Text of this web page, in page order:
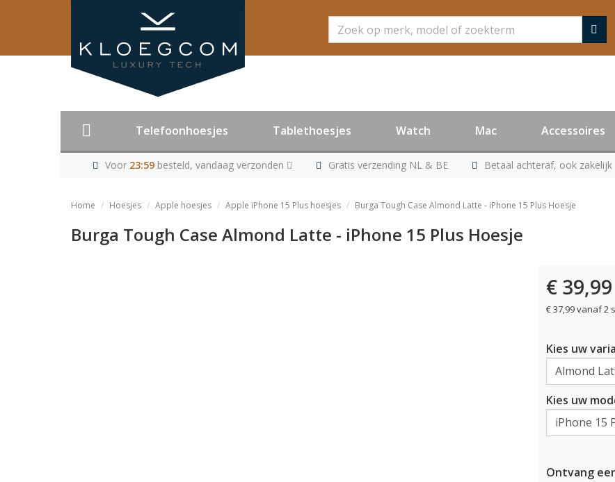
Zoeken
Telefoonhoesjes Tablethoesjes Watch Mac Accessoires
Voor 23:59besteld, vandaag verzonden Gratis verzending NL & BE Betaal achteraf, ook zakelijk
Home Hoesjes Apple hoesjes Apple iPhone 15 Plus hoesjes Burga Tough Case Almond Latte - iPhone 15 Plus Hoesje
Burga Tough Case Almond Latte - iPhone 15 Plus Hoesje
€ 39,99
€ 37,99 vanaf 2
Kies uw
Kies uw
Ontvang